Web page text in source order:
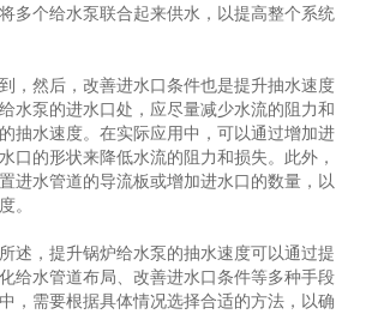
多个给水泵联合起来供水，以提高整个系统
然后，改善进水口条件也是提升抽水速度
水泵的进水口处，应尽量减少水流的阻力和
抽水速度。在实际应用中，可以通过增加进
口的形状来降低水流的阻力和损失。此外，
进水管道的导流板或增加进水口的数量，以
。
，提升锅炉给水泵的抽水速度可以通过提
给水管道布局、改善进水口条件等多种手段
，需要根据具体情况选择合适的方法，以确